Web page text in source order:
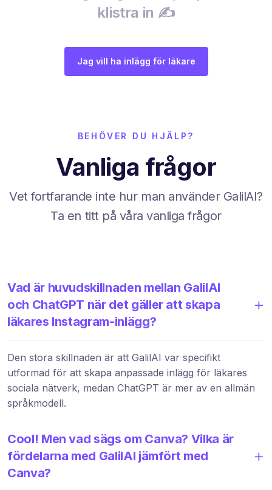
klistra in ✍️
Jag vill ha inlägg för läkare
BEHÖVER DU HJÄLP?
Vanliga frågor
Vet fortfarande inte hur man använder GalilAI?
Ta en titt på våra vanliga frågor
Vad är huvudskillnaden mellan GalilAI
och ChatGPT när det gäller att skapa
läkares Instagram-inlägg?
Den stora skillnaden är att GalilAI var specifikt
utformad för att skapa anpassade inlägg för läkares
sociala nätverk, medan ChatGPT är mer av en allmän
språkmodell.
Cool! Men vad sägs om Canva? Vilka är
fördelarna med GalilAI jämfört med
Canva?